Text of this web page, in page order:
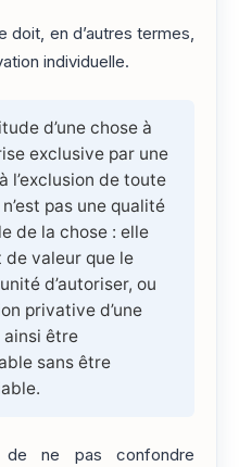
doit, en d’autres termes,
individuelle.
d’une chose à
exclusive par une
l’exclusion de toute
pas une qualité
de la chose : elle
de valeur que le
d’autoriser, ou
privative d’une
ainsi être
sans être
de ne pas confondre